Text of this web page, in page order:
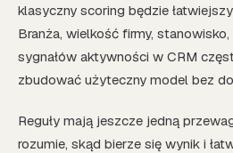
klasyczny scoring będzie
Branża, wielkość firmy, stanowisko,
sygnałów aktywności w CRM
zbudować użyteczny model bez
Reguły mają jeszcze jedną
rozumie, skąd bierze się wynik i